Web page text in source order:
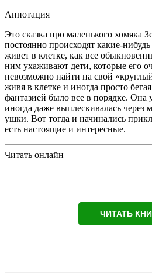
Аннотация
Это сказка про маленького хомяка
постоянно происходят какие-
живет в клетке, как все
ним ухаживают дети, которые его
невозможно найти на свой
живя в клетке и иногда просто
фантазией было все в порядке. Она
иногда даже выплескивалась
ушки. Вот тогда и начинались
есть настоящие и интересные.
Читать онлайн
ЧИТАТЬ